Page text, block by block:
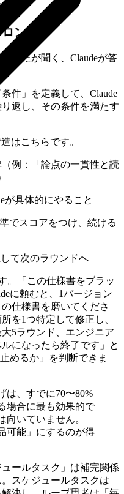
ンプト
なたが聞く、Claudeが答
件」を定義して、Claude
返し、その条件を満たす
はこちらです。
（例：「論点の一貫性と読
が具体的にやること
でスコアをつけ、続ける
て次のラウンドへ
。「この仕様書をブラッ
に頼むと、1バージョン
仕様書を磨いてくださ
を1つ特定して修正し、
5ラウンド、エンジニア
になったら終了です」と
めるか」を判断できま
は、すでに70〜80%
場合に最も効果的で
向いていません。
可能」にするのが得
ールタスク」は補完関係
スケジュールタスクは